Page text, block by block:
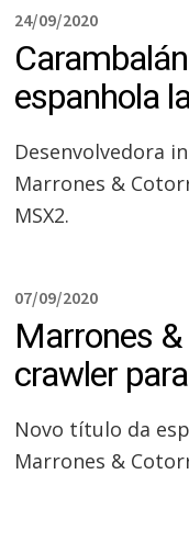
24/09/2020
espanhola
Desenvolvedora
Marrones &
MSX2.
07/09/2020
Marrones
crawler
Novo título da
Marrones &